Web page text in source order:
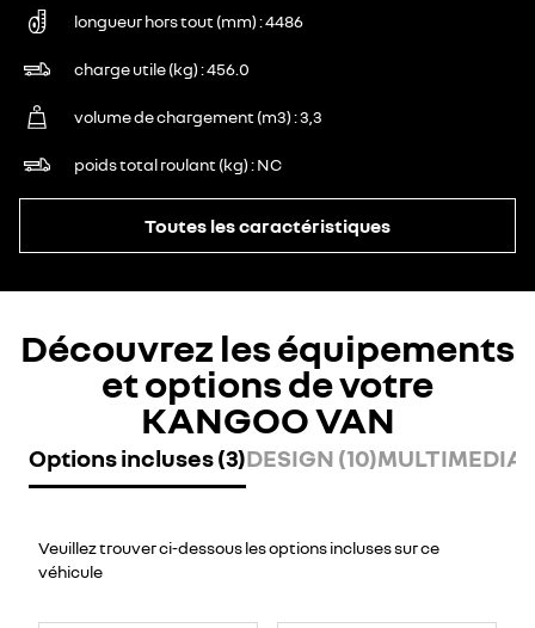
longueur hors tout (mm) 4486
charge utile (kg) 456.0
volume de chargement (m3) 3,3
poids total roulant (kg) NC
Toutes les caractéristiques
Découvrez les équipements
et options de votre
KANGOO VAN
Options incluses (3)DESIGN (10)MULTIMEDIA
Veuillez trouver ci-dessous les options incluses sur ce
véhicule